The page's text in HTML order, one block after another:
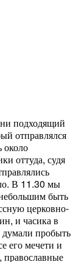
подходящий
отправлялся
около
оттуда, судя
В 11.30 мы
небольшим быть
церковно-
и часика в
пробыть
его мечети и
православные